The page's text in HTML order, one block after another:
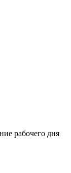
рабочего дня